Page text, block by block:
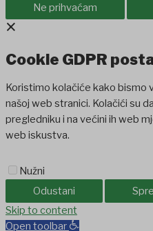
Ne prihvaćam
×
Cookie GDPR
Koristimo kolačiće kako bismo
našoj web stranici. Kolačići su
pregledniku i na većini ih web
web iskustva.
Nužni
Odustani
Holiganbet
Skip to content
Open toolbar